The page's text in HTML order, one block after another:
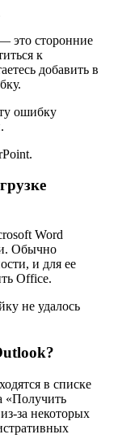
это сторонние
к
добавить в
ошибку
Word
Обычно
и для ее
Office.
не удалось
в списке
«Получить
за некоторых